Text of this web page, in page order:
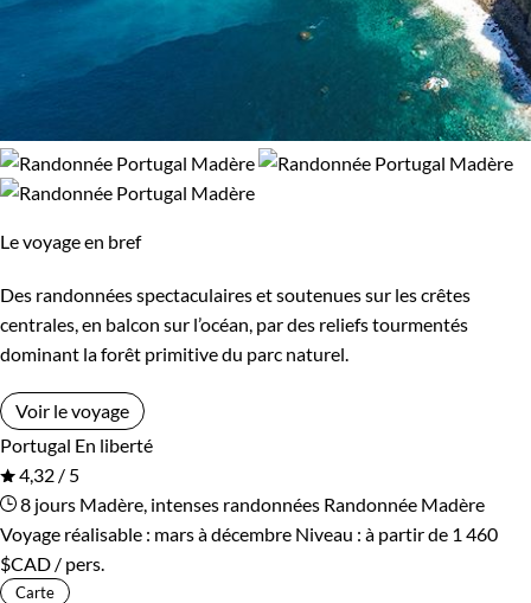
Le voyage en bref
Des randonnées spectaculaires et soutenues sur les crêtes
centrales, en balcon sur l’océan, par des reliefs tourmentés
dominant la forêt primitive du parc naturel.
Voir le voyage
Portugal En liberté
4,32 / 5
8 jours Madère, intenses randonnées Randonnée Madère
Voyage réalisable : mars à décembre Niveau : à partir de 1 460
$CAD / pers.
Carte